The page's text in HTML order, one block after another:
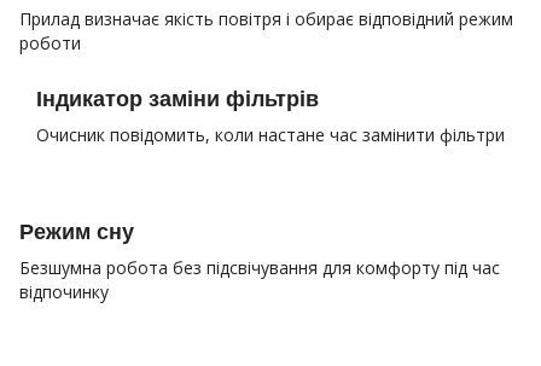
Прилад визначає якість повітря і обирає відповідний режим
роботи
Індикатор заміни фільтрів
Очисник повідомить, коли настане час замінити фільтри
Режим сну
Безшумна робота без підсвічування для комфорту під час
відпочинку